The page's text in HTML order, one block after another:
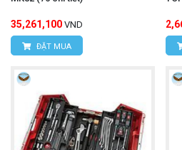
35,261,100 VND
ĐẶT MUA